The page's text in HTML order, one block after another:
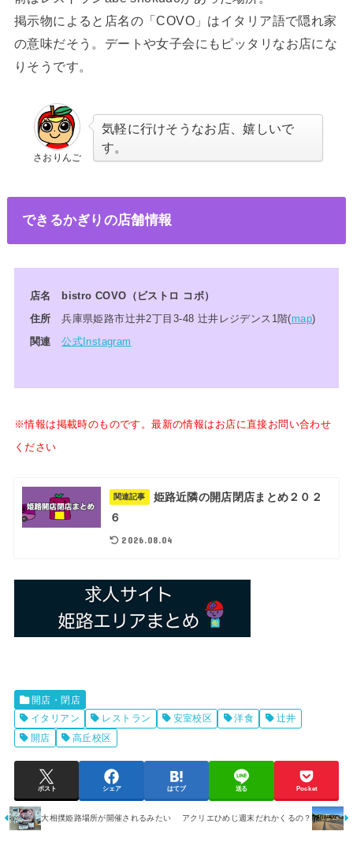
掲示物によると店名の「COVO」はイタリア語で隠れ家
の意味だそう。デートや女子会にもピッタリなお店にな
りそうです。
さおりんご
気軽に行けそうなお店、嬉しいで
す。
できるかぎりの店舗情報
店名 bistro COVO（ビストロ コボ）
住所 兵庫県姫路市辻井2丁目3-48 辻井レジデンス1階(map)
関連
公式Instagram
※情報は掲載時のものです。最新の情報はお店に直接お問い合わせ
ください
関連記事
姫路近隣の開店閉店まとめ２０２
６
2026.08.04
開店・閉店
イタリアン
レストラン 安室校区 洋食
辻井
開店
高丘校区
ポスト シェア はてブ 送る Pocket
大相撲姫路場所が開催されるみたい アクリエひめじ週末だれかくるの？